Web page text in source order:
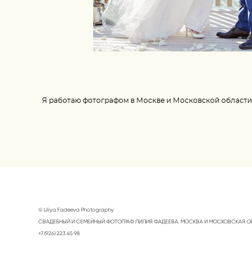
Я работаю фотографом в Москве и Московской
© Liliya Fadeeva Photography
СВАДЕБНЫЙ И СЕМЕЙНЫЙ ФОТОГРАФ ЛИЛИЯ ФАДЕЕВА. МОСКВА И МОСКОВСКАЯ
+7 (926) 223 45 98